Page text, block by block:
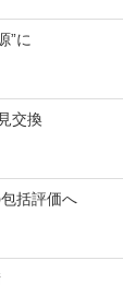
”に
交換
括評価へ